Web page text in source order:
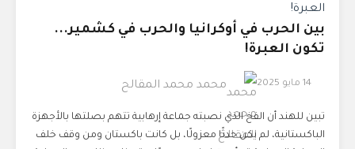
بين الحرب في أوكرانيا والحرب في كشمير...
تكون العبرة!
14 مايو 2025 محمد محمد المقالح
تبين للهند أن الفخ الذي نصبته جماعة إرهابية تتهم بصلتها بالأجهزة
الباكستانية، لم يكن حدثًا معزولًا، بل كانت باكستان ومن وقف خلف